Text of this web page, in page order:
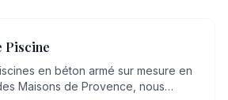
Piscine
en béton armé sur mesure en
Maisons de Provence, nous